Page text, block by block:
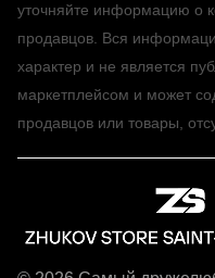
уточняйте информацию о
продавцов. Вся
характер и не является
маркетплейсом и может
продавцов или товары,